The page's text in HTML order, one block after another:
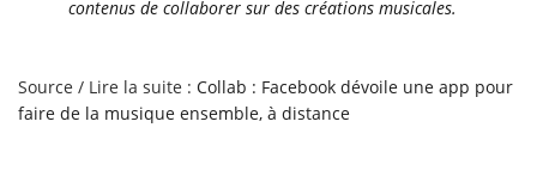
contenus de collaborer sur des créations musicales.
Source / Lire la suite : Collab : Facebook dévoile une app pour
faire de la musique ensemble, à distance